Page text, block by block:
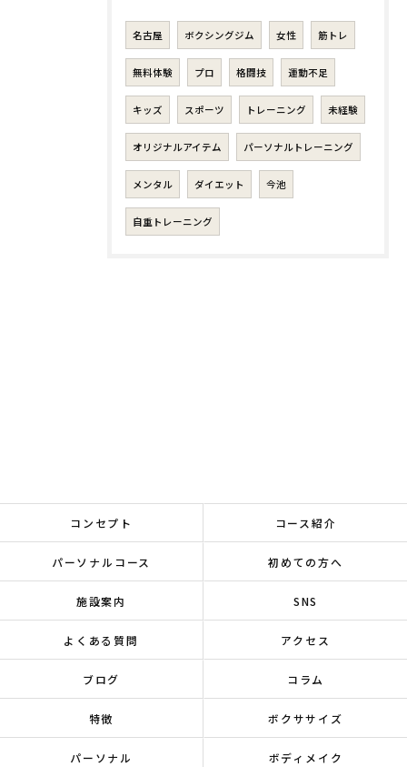
名古屋 ボクシングジム 女性 筋トレ
無料体験 プロ 格闘技 運動不足
キッズ スポーツ トレーニング 未経験
オリジナルアイテム パーソナルトレーニング
メンタル ダイエット 今池
自重トレーニング
コンセプト コース紹介
パーソナルコース 初めての方へ
施設案内 SNS
よくある質問 アクセス
ブログ コラム
特徴 ボクササイズ
パーソナル ボディメイク